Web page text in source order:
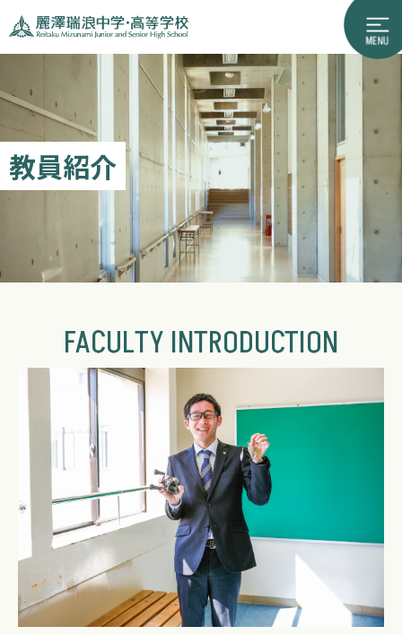
教員紹介
FACULTY INTRODUCTION